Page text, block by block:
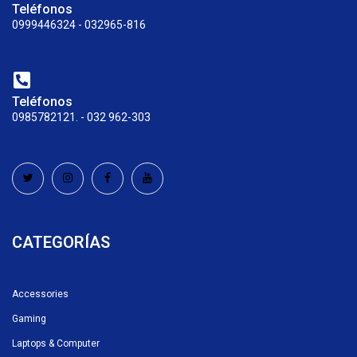
Teléfonos
0999446324 - 032965-816
Teléfonos
0985782121. - 032 962-303
CATEGORÍAS
Accessories
Gaming
Laptops & Computer